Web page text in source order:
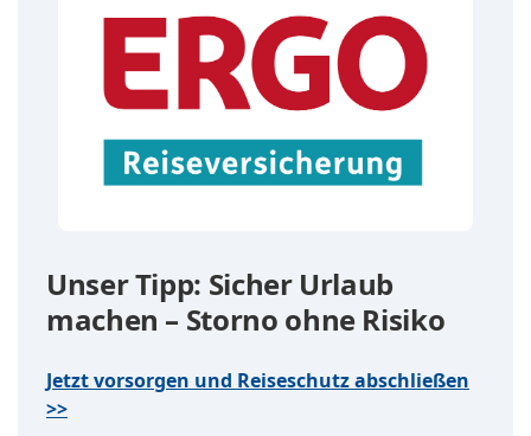
Unser Tipp: Sicher Urlaub
machen – Storno ohne Risiko
Jetzt vorsorgen und Reiseschutz abschließen
>>